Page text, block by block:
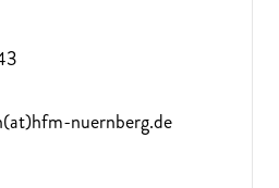
nuernberg.de